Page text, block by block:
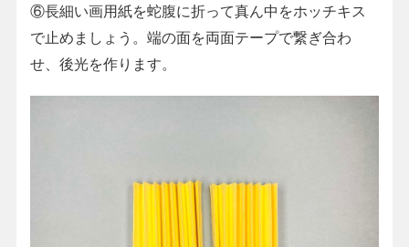
⑥長細い画用紙を蛇腹に折って真ん中をホッチキス
で止めましょう。端の面を両面テープで繋ぎ合わ
せ、後光を作ります。